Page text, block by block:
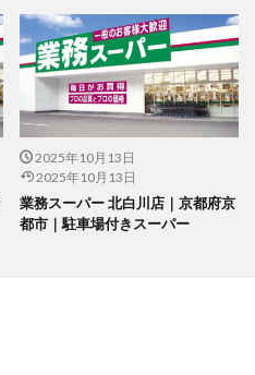
2025年10月13日
2025年10月13日
業務スーパー 北白川店｜京都府京
都市｜駐車場付きスーパー